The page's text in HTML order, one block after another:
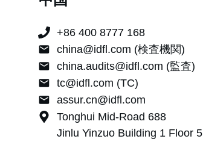
+86 400 8777 168
china@idfl.com (検査機関)
china.audits@idfl.com (監査)
tc@idfl.com (TC)
assur.cn@idfl.com
Tonghui Mid-Road 688
Jinlu Yinzuo Building 1 Floor 5